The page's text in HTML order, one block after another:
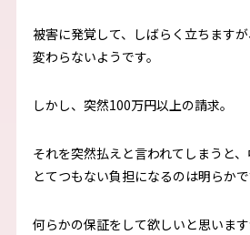
被害に発覚して、しばらく立ちます
変わらないようです。
しかし、突然100万円以上の請求。
それを突然払えと言われてしまうと
とてつもない負担になるのは明らかで
何らかの保証をして欲しいと思います